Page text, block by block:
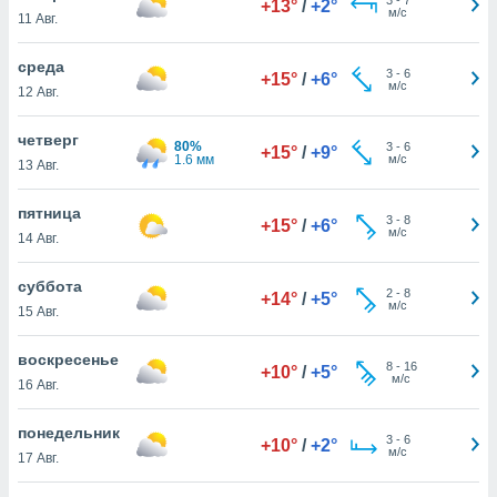
действия
рекламу
нашей
cookie
cookie
в
нашего
11 Авг.
+13° / +2°
м/с
среда
12 Авг.
+15° / +6° 3- 6
м/с
четверг
13 Авг.
80%
1.6 мм
+15° / +9° 3- 6
м/с
пятница
14 Авг.
+15° / +6° 3- 8
м/с
суббота
15 Авг.
+14° / +5° 2- 8
м/с
воскресенье
16 Авг.
+10° / +5° 8- 16
м/с
понедельник
17 Авг.
+10° / +2° 3- 6
м/с